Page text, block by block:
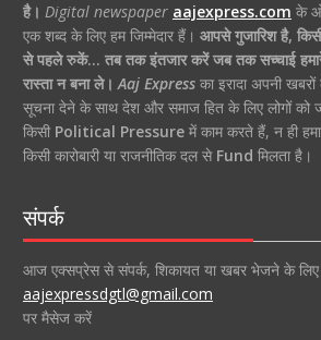
है। Digital newspaper aajexpress.com के
एक शब्द के लिए हम जिम्मेदार हैं। आपसे गुजारिश है,
से पहले रुकें… तब तक इंतजार करें जब तक सच्चाई
रास्ता न बना ले। Aaj Expressका इरादा अपनी
सूचना देने के साथ देश और समाज हित के लिए लोगों को
किसी Political Pressureमें काम करते हैं, न ही
किसी कारोबारी या राजनीतिक दल से Fund मिलता है।
संपर्क
आज एक्सप्रेस से संपर्क, शिकायत या खबर भेजने के
aajexpressdgtl@gmail.com
पर मैसेज करें